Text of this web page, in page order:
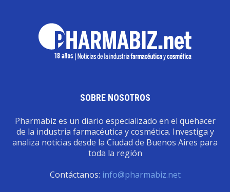
SOBRE NOSOTROS
Pharmabiz es un diario especializado en el quehacer
de la industria farmacéutica y cosmética. Investiga y
analiza noticias desde la Ciudad de Buenos Aires para
toda la región
Contáctanos: info@pharmabiz.net